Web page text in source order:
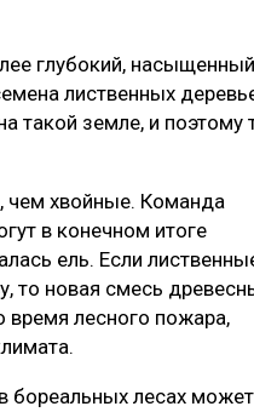
глубокий, насыщенный
лиственных
такой земле, и поэтому
чем хвойные. Команда
в конечном итоге
ель. Если
то новая смесь
лесного пожара,
бореальных лесах может